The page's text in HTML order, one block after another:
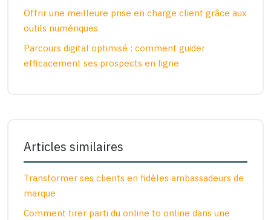
Offrir une meilleure prise en charge client grâce aux
outils numériques
Parcours digital optimisé : comment guider
efficacement ses prospects en ligne
Articles similaires
Transformer ses clients en fidèles ambassadeurs de
marque
Comment tirer parti du online to online dans une